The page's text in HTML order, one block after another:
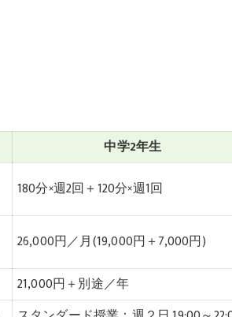
中学2年生
180分×週2回＋120分×週1回
26,000円／月(19,000円＋7,000円)
21,000円＋別途／年